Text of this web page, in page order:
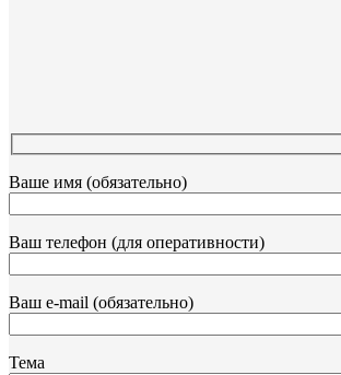
Ваше имя (обязательно)
Ваш телефон (для оперативности)
Ваш e-mail (обязательно)
Тема